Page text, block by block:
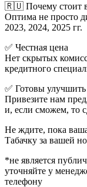
🇷🇺 Почему стоит
Оптима не просто
2023, 2024, 2025 гг.
✅ Честная цена
Нет скрытых
кредитного
✅ Готовы
Привезите нам
и, если сможем, то
Не ждите, пока
Табачку за вашей
*не является
уточняйте у
телефону